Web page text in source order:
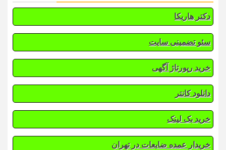
دکتر هاریکا
سئو تضمینی سایت
خرید رپورتاژ آگهی
دانلود کانتر
خرید بک لینک
خریدار عمده ضایعات در تهران